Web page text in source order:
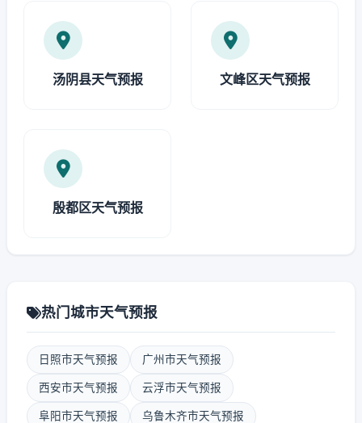
汤阴县天气预报 文峰区天气预报
殷都区天气预报
热门城市天气预报
日照市天气预报 广州市天气预报
西安市天气预报 云浮市天气预报
阜阳市天气预报 乌鲁木齐市天气预报